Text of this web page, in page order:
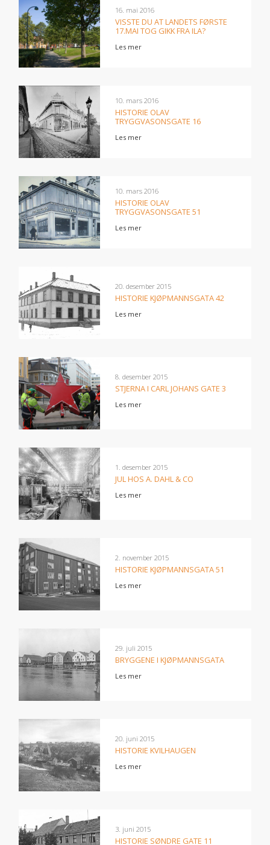
16. mai 2016
VISSTE DU AT LANDETS FØRSTE
17.MAI TOG GIKK FRA ILA?
Les mer
10. mars 2016
HISTORIE OLAV
TRYGGVASONSGATE 16
Les mer
10. mars 2016
HISTORIE OLAV
TRYGGVASONSGATE 51
Les mer
20. desember 2015
HISTORIE KJØPMANNSGATA 42
Les mer
8. desember 2015
STJERNA I CARL JOHANS GATE 3
Les mer
1. desember 2015
JUL HOS A. DAHL & CO
Les mer
2. november 2015
HISTORIE KJØPMANNSGATA 51
Les mer
29. juli 2015
BRYGGENE I KJØPMANNSGATA
Les mer
20. juni 2015
HISTORIE KVILHAUGEN
Les mer
3. juni 2015
HISTORIE SØNDRE GATE 11